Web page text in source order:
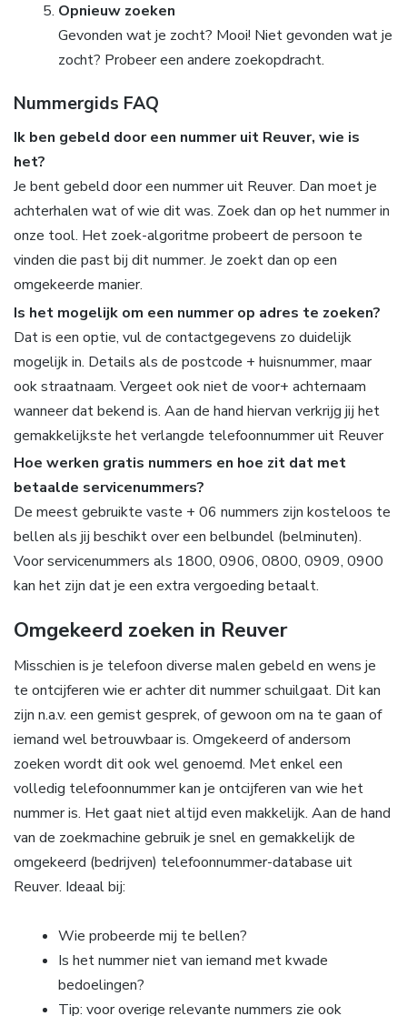
Opnieuw zoeken
Gevonden wat je zocht? Mooi! Niet gevonden wat je
zocht? Probeer een andere zoekopdracht.
Nummergids FAQ
Ik ben gebeld door een nummer uit Reuver, wie is
het?
Je bent gebeld door een nummer uit Reuver. Dan moet je
achterhalen wat of wie dit was. Zoek dan op het nummer in
onze tool. Het zoek-algoritme probeert de persoon te
vinden die past bij dit nummer. Je zoekt dan op een
omgekeerde manier.
Is het mogelijk om een nummer op adres te zoeken?
Dat is een optie, vul de contactgegevens zo duidelijk
mogelijk in. Details als de postcode + huisnummer, maar
ook straatnaam. Vergeet ook niet de voor+ achternaam
wanneer dat bekend is. Aan de hand hiervan verkrijg jij het
gemakkelijkste het verlangde telefoonnummer uit Reuver
Hoe werken gratis nummers en hoe zit dat met
betaalde servicenummers?
De meest gebruikte vaste + 06 nummers zijn kosteloos te
bellen als jij beschikt over een belbundel (belminuten).
Voor servicenummers als 1800, 0906, 0800, 0909, 0900
kan het zijn dat je een extra vergoeding betaalt.
Omgekeerd zoeken in Reuver
Misschien is je telefoon diverse malen gebeld en wens je
te ontcijferen wie er achter dit nummer schuilgaat. Dit kan
zijn n.a.v. een gemist gesprek, of gewoon om na te gaan of
iemand wel betrouwbaar is. Omgekeerd of andersom
zoeken wordt dit ook wel genoemd. Met enkel een
volledig telefoonnummer kan je ontcijferen van wie het
nummer is. Het gaat niet altijd even makkelijk. Aan de hand
van de zoekmachine gebruik je snel en gemakkelijk de
omgekeerd (bedrijven) telefoonnummer-database uit
Reuver. Ideaal bij:
Wie probeerde mij te bellen?
Is het nummer niet van iemand met kwade
bedoelingen?
Tip: voor overige relevante nummers zie ook